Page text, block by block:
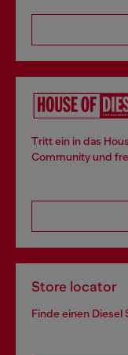
Tritt ein in das
Community und
Store locator
Finde einen Diesel